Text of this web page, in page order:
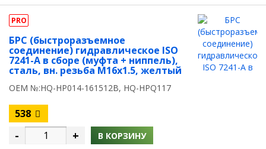
PRO
БРС (быстроразъемное
соединение) гидравлическое ISO
7241-A в сборе (муфта + ниппель),
сталь, вн. резьба M16х1.5, желтый
OEM №:HQ-HP014-161512B, HQ-HPQ117
538
- + В КОРЗИНУ